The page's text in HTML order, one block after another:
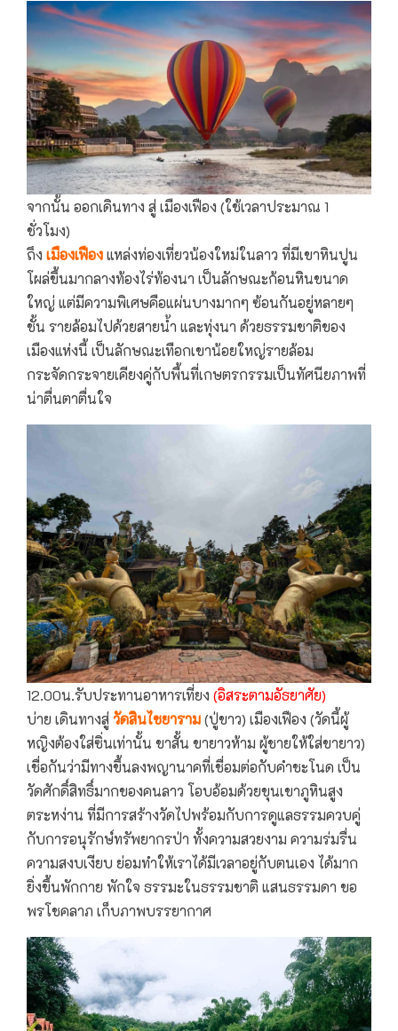
จากนั้น ออกเดินทาง สู่ เมืองเฟือง (ใช้เวลาประมาณ 1
ชั่วโมง)
ถึง เมืองเฟืองแหล่งท่องเที่ยวน้องใหม่ในลาว ที่มีเขาหินปูน
โผล่ขึ้นมากลางท้องไร่ท้องนา เป็นลักษณะก้อนหินขนาด
ใหญ่ แต่มีความพิเศษคือแผ่นบางมากๆ ซ้อนกันอยู่หลายๆ
ชั้น รายล้อมไปด้วยสายน้ำ และทุ่งนา ด้วยธรรมชาติของ
เมืองแห่งนี้ เป็นลักษณะเทือกเขาน้อยใหญ่รายล้อม
กระจัดกระจายเคียงคู่กับพื้นที่เกษตรกรรมเป็นทัศนียภาพที่
น่าตื่นตาตื่นใจ
12.00น.รับประทานอาหารเที่ยง (อิสระตามอัธยาศัย)
บ่าย เดินทางสู่ วัดสินไชยาราม(ปู่ขาว) เมืองเฟือง (วัดนี้ผู้
หญิงต้องใส่ซิ่นเท่านั้น ขาสั้น ขายาวห้าม ผู้ชายให้ใส่ขายาว)
เชื่อกันว่ามีทางขึ้นลงพญานาคที่เชื่อมต่อกับคำชะโนด เป็น
วัดศักดิ์สิทธิ์มากของคนลาว โอบอ้อมด้วยขุนเขาภูหินสูง
ตระหง่าน ที่มีการสร้างวัดไปพร้อมกับการดูแลธรรมควบคู่
กับการอนุรักษ์ทรัพยากรป่า ทั้งความสวยงาม ความร่มรื่น
ความสงบเงียบ ย่อมทำให้เราได้มีเวลาอยู่กับตนเอง ได้มาก
ยิ่งขึ้นพักกาย พักใจ ธรรมะในธรรมชาติ แสนธรรมดา ขอ
พรโชคลาภ เก็บภาพบรรยากาศ